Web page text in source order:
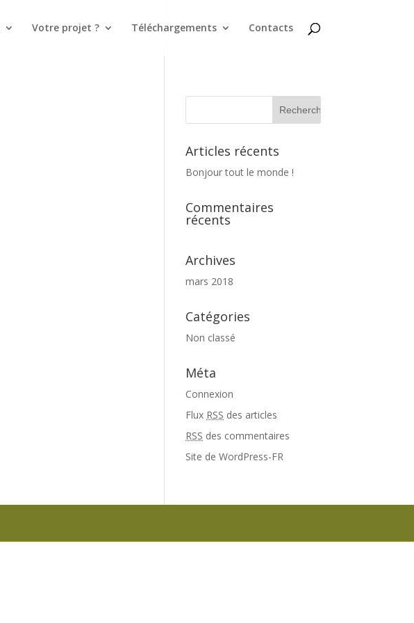
Votre projet ? Téléchargements Contacts
Articles récents
Bonjour tout le monde !
Commentaires
récents
Archives
mars 2018
Catégories
Non classé
Méta
Connexion
Flux RSS des articles
RSS des commentaires
Site de WordPress-FR